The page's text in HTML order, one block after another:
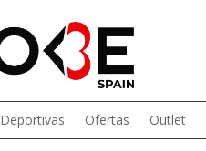
Deportivas Ofertas Outlet